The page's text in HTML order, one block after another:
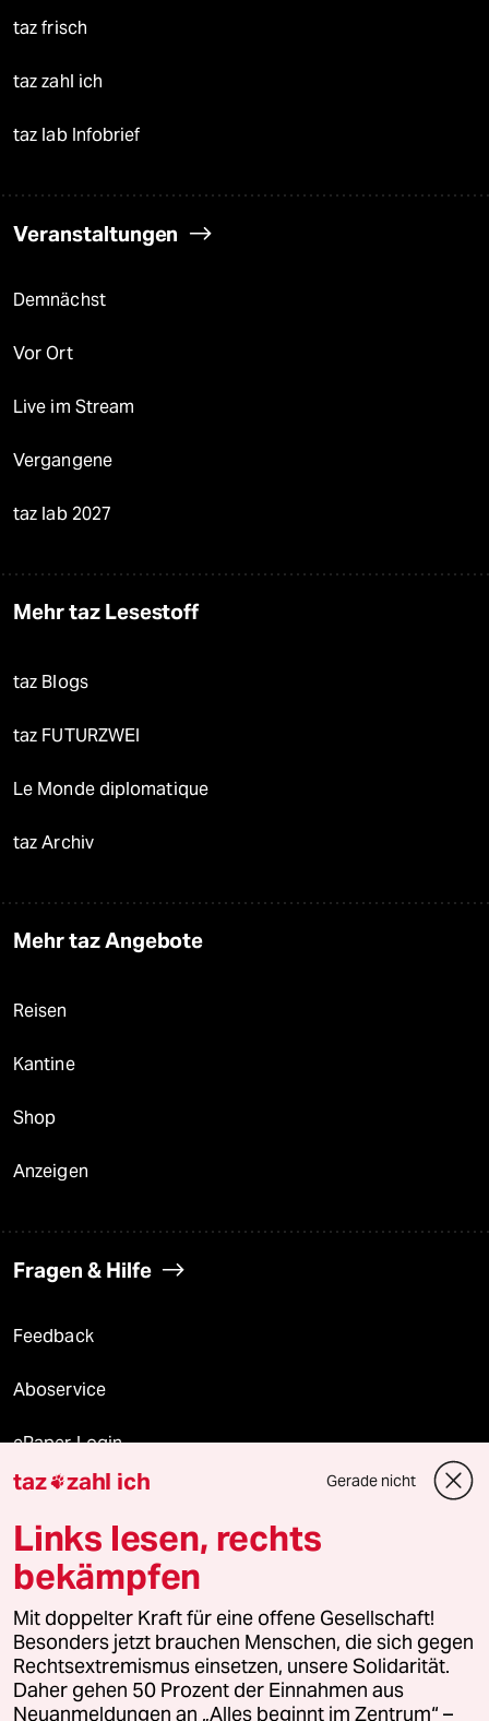
taz frisch
taz zahl ich
taz lab Infobrief
Veranstaltungen
Demnächst
Vor Ort
Live im Stream
Vergangene
taz lab 2027
Mehr taz Lesestoff
taz Blogs
taz FUTURZWEI
Le Monde diplomatique
taz Archiv
Mehr taz Angebote
Reisen
Kantine
Shop
Anzeigen
Fragen & Hilfe
Feedback
Aboservice
ePaper Login
Downloads für Abonnierende
© 2026 taz Verlags und Vertriebs GmbH
Alle Rechte vorbehalten. Bei rechtlichen Fragen oder für Genehmigungen
wenden Sie sich bitte an lizenzen@taz.de
Feedback Redaktionsstatut Kommune-Richtlinien
taz zahl ich Gerade nicht
Links lesen, rechts
bekämpfen
Mit doppelter Kraft für eine offene Gesellschaft!
Besonders jetzt brauchen Menschen, die sich gegen
Rechtsextremismus einsetzen, unsere Solidarität.
Daher gehen 50 Prozent der Einnahmen aus
Neuanmeldungen an „Alles beginnt im Zentrum“ –